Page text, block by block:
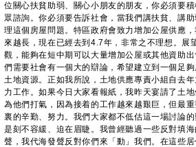
位關心扶貧助弱、關心小朋友的朋友，你必須要
眾諮詢。你必須要告訴社會，當我們講扶貧、講
理這個房屋問題。特區政府會致力增加公屋供應
來越長，現在已經去到4.7年，非常之不理想。展
觀，能夠在短中期可以大量增加公屋或其他資助
們需要社會有一個大的辯論，希望建立到一個足
土地資源。正如我所說，土地供應專責小組自去
力工作。如果今日大家看報紙，我昨天宴請了土
為他們打氣，因為接着的工作越來越艱巨，但最
裏的辛勤、努力。我們大家都不低估這一場討論
是刻不容緩、迫在眉睫。我曾經聽過一些反對填
聲，我代海發聲反對你們來「動」我們。在這些